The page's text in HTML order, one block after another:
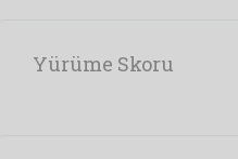
Yürüme Skoru